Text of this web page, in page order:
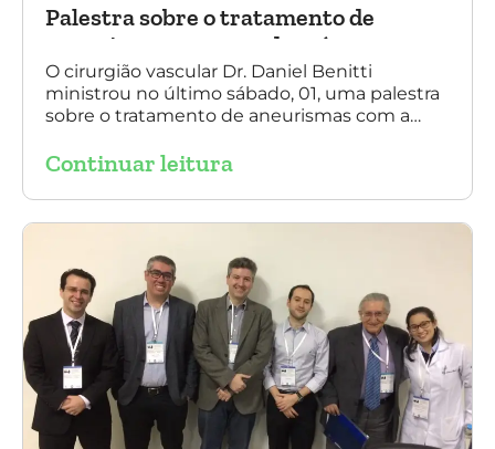
Palestra sobre o tratamento de
aneurismas com a endoprótese
multilayer, em Porto Alegre
O cirurgião vascular Dr. Daniel Benitti
ministrou no último sábado, 01, uma palestra
sobre o tratamento de aneurismas com a
foto, Dr. Daniel Benitti (ao centro) com os
Angiologia e Cirurgia Vascular do Rio Grande
do Sul.
Continuar leitura